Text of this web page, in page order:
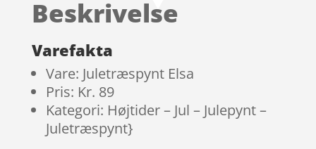
Beskrivelse
Varefakta
Vare: Juletræspynt Elsa
Pris: Kr. 89
Kategori: Højtider – Jul – Julepynt –
Juletræspynt}